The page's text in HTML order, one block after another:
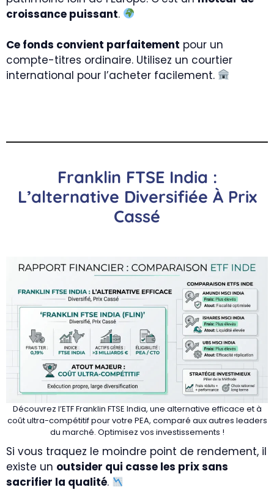
croissance puissant.
Ce fonds convient parfaitement pour un
compte-titres ordinaire. Utilisez un courtier
international pour l’acheter facilement.
Franklin FTSE India :
L’alternative Diversifiée À Prix
Cassé
Découvrez l’ETF Franklin FTSE India, une alternative efficace et à
coût ultra-compétitif pour votre PEA, comparé aux autres leaders
du marché. Optimisez vos investissements !
Si vous traquez le moindre point de rendement, il
existe un outsider qui casse les prix sans
sacrifier la qualité.